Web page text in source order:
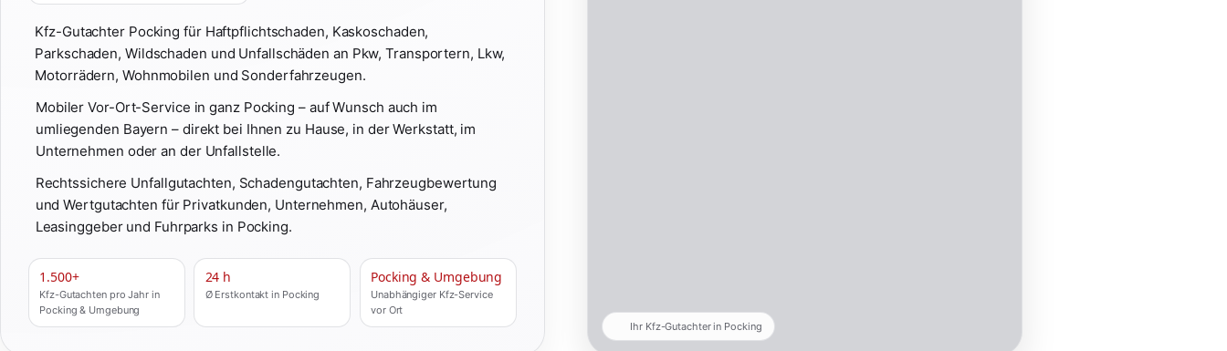
Kfz-Gutachter Pocking für Haftpflichtschaden, Kaskoschaden,
Parkschaden, Wildschaden und Unfallschäden an Pkw, Transportern, Lkw,
Motorrädern, Wohnmobilen und Sonderfahrzeugen.
Mobiler Vor-Ort-Service in ganz Pocking – auf Wunsch auch im
umliegenden Bayern – direkt bei Ihnen zu Hause, in der Werkstatt, im
Unternehmen oder an der Unfallstelle.
Rechtssichere Unfallgutachten, Schadengutachten, Fahrzeugbewertung
und Wertgutachten für Privatkunden, Unternehmen, Autohäuser,
Leasinggeber und Fuhrparks in Pocking.
1.500+
Kfz-Gutachten pro Jahr in
Pocking & Umgebung
24 h
Ø Erstkontakt in Pocking
Pocking & Umgebung
Unabhängiger Kfz-Service
vor Ort
Ihr Kfz-Gutachter in Pocking